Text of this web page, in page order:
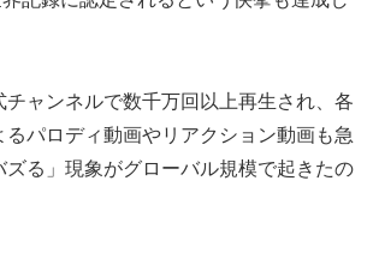
チャンネルで数千万回以上再生され、各
るパロディ動画やリアクション動画も急
ズる」現象がグローバル規模で起きたの